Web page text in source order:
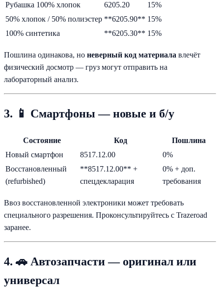
Рубашка 100% хлопок
6205.20
15%
50% хлопок / 50% полиэстер **6205.90** 15%
100% синтетика
**6205.30** 15%
Пошлина одинакова, но неверный код материала влечёт
физический досмотр — груз могут отправить на
лабораторный анализ.
3. 📱 Смартфоны — новые и б/у
Состояние Код
Пошлина
Новый смартфон
8517.12.00
0%
Восстановленный
(refurbished)
**8517.12.00** +
спецдекларация
0% + доп.
требования
Ввоз восстановленной электроники может требовать
специального разрешения. Проконсультируйтесь с Trazeroad
заранее.
4. 🚗 Автозапчасти — оригинал или
универсал